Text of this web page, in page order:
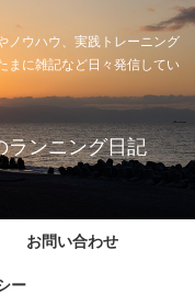
ノウハウ、実践トレーニング
まに雑記など日々発信してい
ランニング日記
お問い合わせ
ー